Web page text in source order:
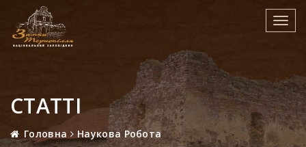
СТАТТІ
Головна
Наукова Робота